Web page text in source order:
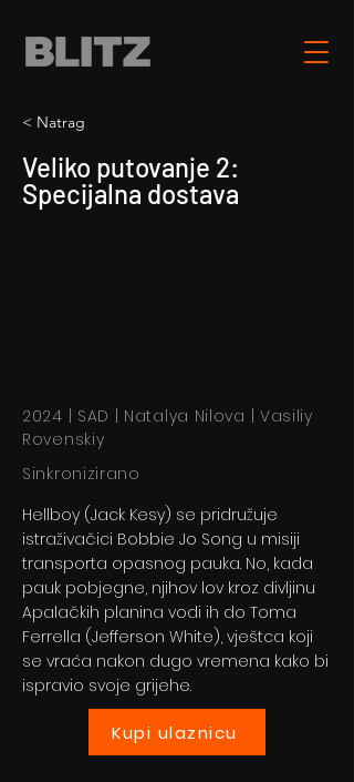
< Natrag
Veliko putovanje 2:
Specijalna dostava
2024 | SAD | Natalya Nilova | Vasiliy
Rovenskiy
Sinkronizirano
Hellboy (Jack Kesy) se pridružuje
istraživačici Bobbie Jo Song u misiji
transporta opasnog pauka. No, kada
pauk pobjegne, njihov lov kroz divljinu
Apalačkih planina vodi ih do Toma
Ferrella (Jefferson White), vještca koji
se vraća nakon dugo vremena kako bi
ispravio svoje grijehe.
Kupi ulaznicu